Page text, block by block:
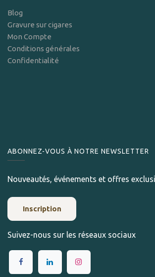
Blog
Gravure sur cigares
Mon Compte
Conditions générales
Confidentialité
ABONNEZ-VOUS À NOTRE NEWSLETTER
Nouveautés, événements et offres
Inscription
Suivez-nous sur les réseaux sociaux